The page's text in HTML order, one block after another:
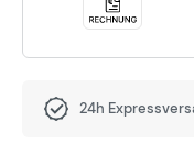
24h